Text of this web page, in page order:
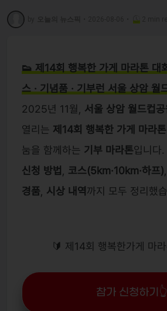
👟 제14회 행복한 가게 마라톤 대
스 · 기념품 · 기부런 서울 상암 월
2025년 11월, 서울 상암 월드컵
열리는 제14회 행복한 가게 마라톤
눔을 함께하는 기부 마라톤입니다
신청 방법
코스(5km·10km·하프)
경품, 시상 내역 까지 모두 정리했
🔰 제14회 행복한가게 마
참가 신청하기👆